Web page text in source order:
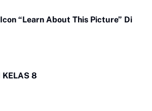
“Learn About This Picture” Di
KELAS 8